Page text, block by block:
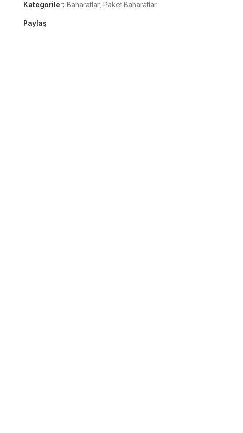
Kategoriler: Baharatlar, Paket Baharatlar
Paylaş